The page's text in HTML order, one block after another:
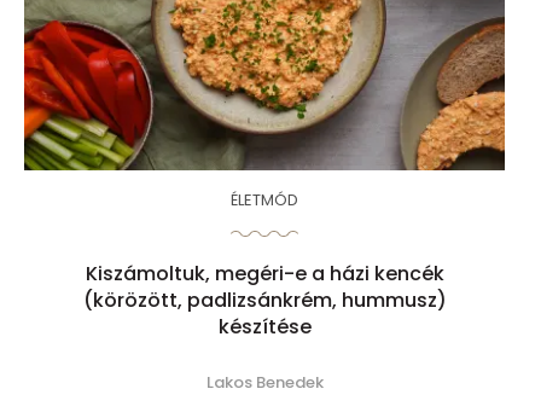
ÉLETMÓD
Kiszámoltuk, megéri-e a házi kencék
(körözött, padlizsánkrém, hummusz)
készítése
Lakos Benedek